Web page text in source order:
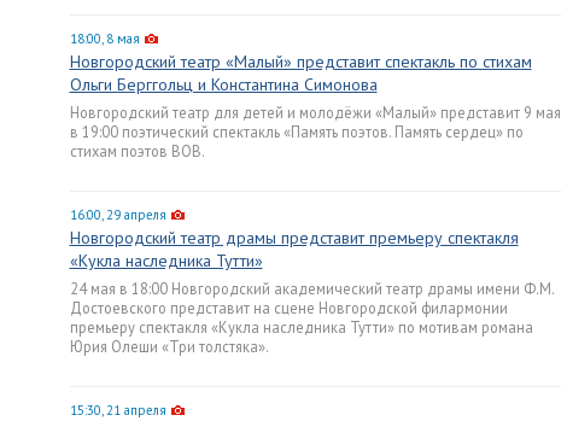
18:00, 8 мая
Новгородский театр «Малый» представит спектакль по стихам
Ольги Берггольц и Константина Симонова
Новгородский театр для детей и молодёжи «Малый» представит 9 мая
в 19:00 поэтический спектакль «Память поэтов. Память сердец» по
стихам поэтов ВОВ.
16:00, 29 апреля
Новгородский театр драмы представит премьеру спектакля
«Кукла наследника Тутти»
24 мая в 18:00 Новгородский академический театр драмы имени Ф.М.
Достоевского представит на сцене Новгородской филармонии
премьеру спектакля «Кукла наследника Тутти» по мотивам романа
Юрия Олеши «Три толстяка».
15:30, 21 апреля